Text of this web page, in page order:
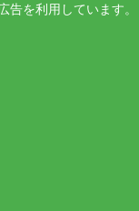
告を利用しています。